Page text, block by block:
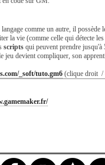
comme un autre, il possède
la vie (comme celle qui détecte
scripts qui peuvent prendre jusqu'à
devient compliquer, son
_soft/tuto.gm6 (clique droit /